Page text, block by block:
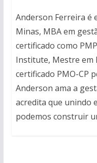
Anderson Ferreira é
Minas, MBA em
certificado como
Institute, Mestre em
certificado PMO-CP
Anderson ama a
acredita que unindo
podemos construir